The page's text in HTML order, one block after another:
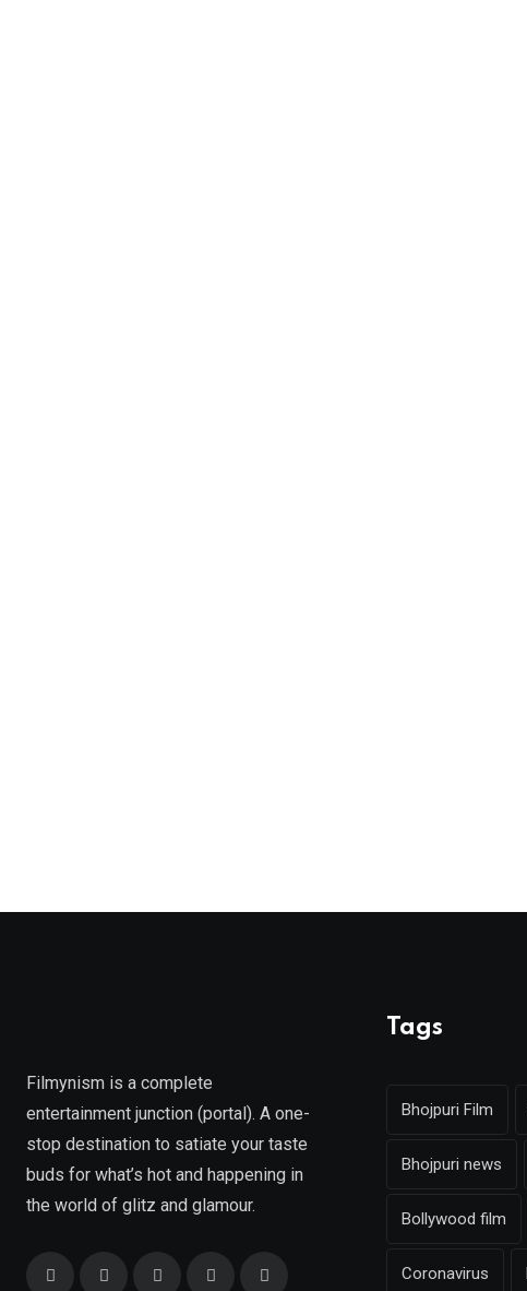
Filmynism is a complete
entertainment junction (portal). A one-
stop destination to satiate your taste
buds for what’s hot and happening in
the world of glitz and glamour.
Tags
Bhojpuri Film
Bhojpuri news
Bollywood film
Coronavirus